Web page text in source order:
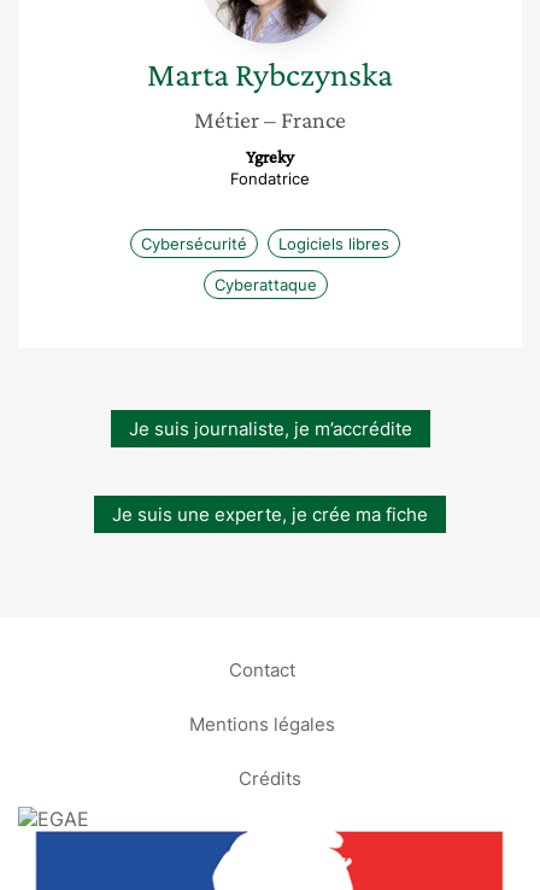
MartaRybczynska
Métier– France
Ygreky
Fondatrice
Cybersécurité Logiciels libres
Cyberattaque
Je suis journaliste, je m’accrédite
Je suis une experte, je crée ma fiche
Contact
Mentions légales
Crédits